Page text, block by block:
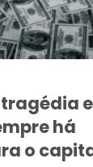
sem
Medeiros
e
há
o